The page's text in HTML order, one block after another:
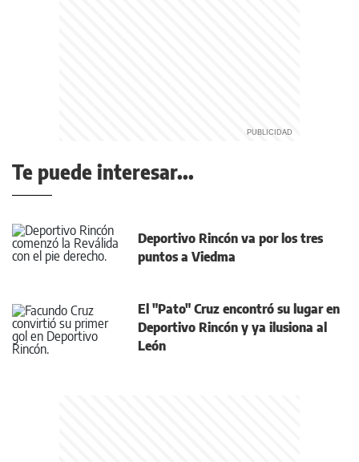
Te puede interesar...
Deportivo Rincón va por los tres
puntos a Viedma
El "Pato" Cruz encontró su lugar en
Deportivo Rincón y ya ilusiona al
León